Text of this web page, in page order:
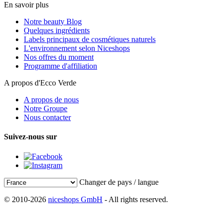
En savoir plus
Notre beauty Blog
Quelques ingrédients
Labels principaux de cosmétiques naturels
L'environnement selon Niceshops
Nos offres du moment
Programme d'affiliation
A propos d'Ecco Verde
A propos de nous
Notre Groupe
Nous contacter
Suivez-nous sur
Changer de pays / langue
© 2010-2026 niceshops GmbH - All rights reserved.